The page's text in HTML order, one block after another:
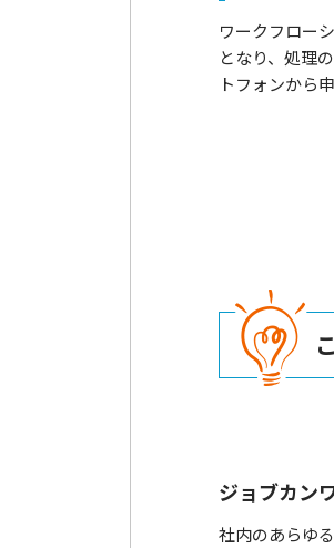
ワークフロー
となり、処理
トフォンから
ジョブカン
社内のあらゆ